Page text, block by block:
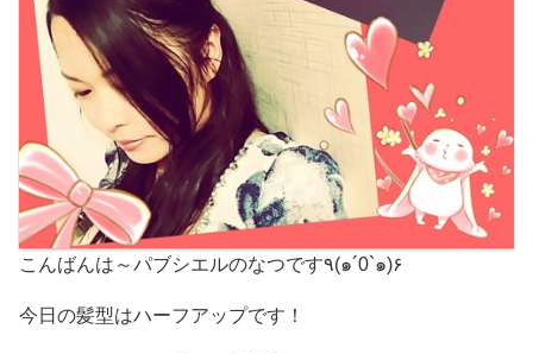
こんばんは～パブシエルのなつです٩(๑´0`๑)۶
今日の髪型はハーフアップです！